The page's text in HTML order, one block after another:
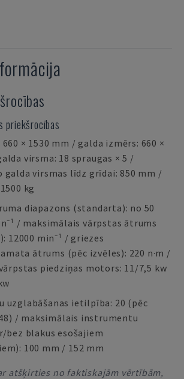
priekšrocības
× 1530 mm / galda izmērs: 660 ×
virsma: 18 spraugas × 5 /
virsmas līdz grīdai: 850 mm /
kg
diapazons (standarta): no 50
/ maksimālais vārpstas ātrums
12000 min⁻¹ / griezes
ātrums (pēc izvēles): 220 n·m /
piedziņas motors: 11/7,5 kw
uzglabāšanas ietilpība: 20 (pēc
/ maksimālais instrumentu
bez blakus esošajiem
100 mm / 152 mm
atšķirties no faktiskajām vērtībām,